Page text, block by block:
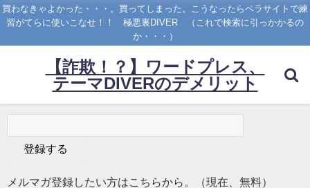
買わなきゃよかった・・・。買ってしまった。こうなったらペラサイトで練
習がてらに使いこなせ！！ 極悪裏DIVER （これで検索に引っかかるの
か・・・）
【詐欺！？】ワードプレス、
テーマDIVERのデメリット
メルマガ登録したい方はこちらから。（現在、無料）